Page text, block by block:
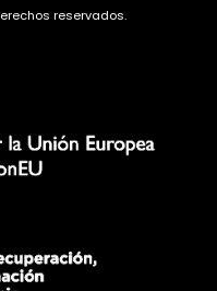
reservados.